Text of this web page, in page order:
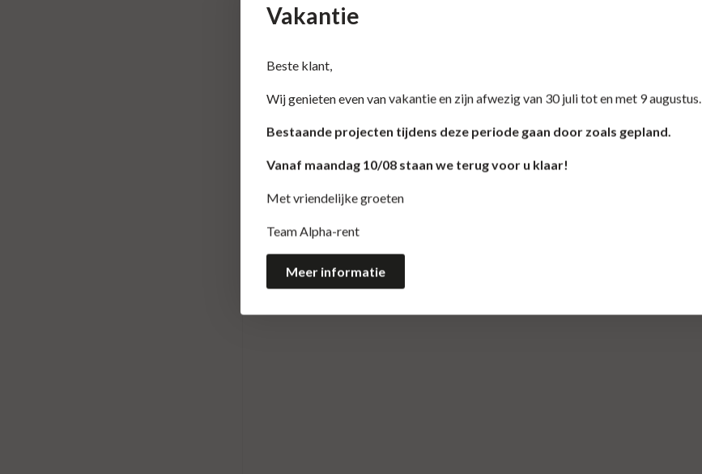
Vakantie
Beste klant,
Wij genieten even van vakantie en zijn afwezig van 30 juli tot en met 9 augustus.
Bestaande projecten tijdens deze periode gaan door zoals gepland.
Vanaf maandag 10/08 staan we terug voor u klaar!
Met vriendelijke groeten
Team Alpha-rent
Meer informatie